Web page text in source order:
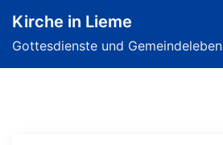
Inhalt
springen
Kirche in Lieme
Gottesdienste und Gemeindeleben